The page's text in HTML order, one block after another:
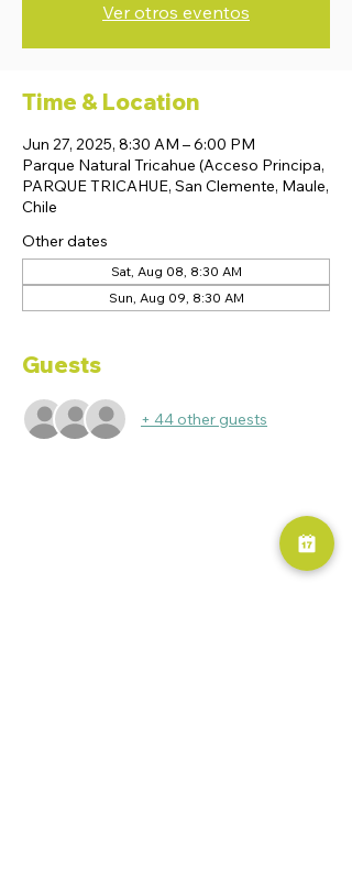
Ver otros eventos
Time & Location
Jun 27, 2025, 8:30 AM – 6:00 PM
Parque Natural Tricahue (Acceso Principa,
PARQUE TRICAHUE, San Clemente, Maule,
Chile
Other dates
Sat, Aug 08, 8:30 AM
Sun, Aug 09, 8:30 AM
Guests
+ 44 other guests